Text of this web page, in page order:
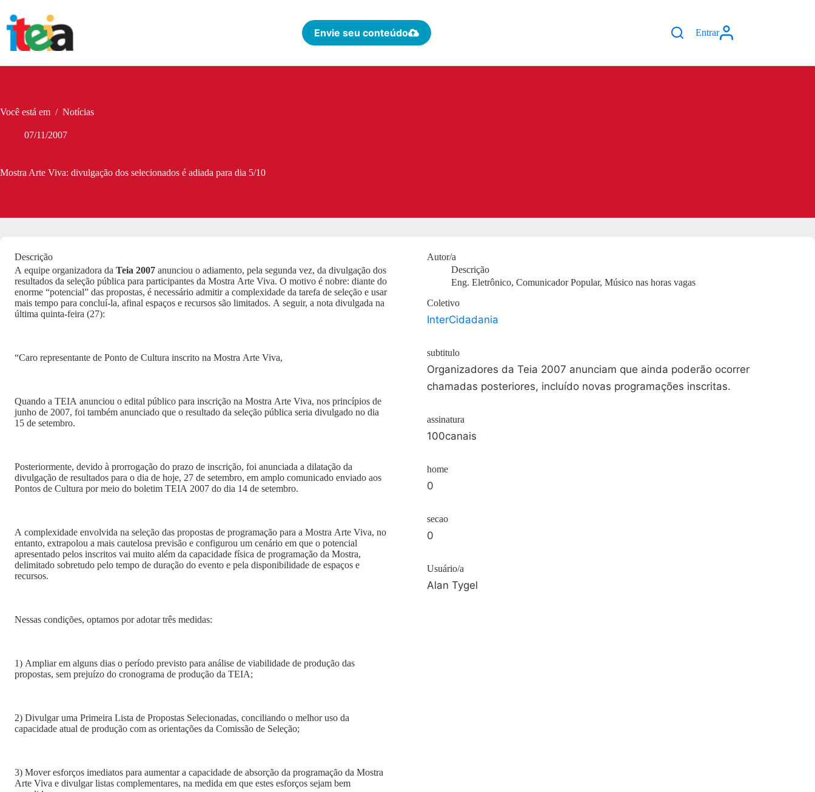
para
conteúdo
Envie seu conteúdo Entrar
Você está em / Notícias
07/11/2007
Mostra Arte Viva: divulgação dos selecionados é adiada para dia 5/10
Descrição
A equipe organizadora da Teia 2007 anunciou o adiamento, pela segunda vez, da divulgação dos
resultados da seleção pública para participantes da Mostra Arte Viva. O motivo é nobre: diante do
enorme “potencial” das propostas, é necessário admitir a complexidade da tarefa de seleção e usar
mais tempo para concluí-la, afinal espaços e recursos são limitados. A seguir, a nota divulgada na
última quinta-feira (27):
“Caro representante de Ponto de Cultura inscrito na Mostra Arte Viva,
Quando a TEIA anunciou o edital público para inscrição na Mostra Arte Viva, nos princípios de
junho de 2007, foi também anunciado que o resultado da seleção pública seria divulgado no dia
15 de setembro.
Posteriormente, devido à prorrogação do prazo de inscrição, foi anunciada a dilatação da
divulgação de resultados para o dia de hoje, 27 de setembro, em amplo comunicado enviado aos
Pontos de Cultura por meio do boletim TEIA 2007 do dia 14 de setembro.
A complexidade envolvida na seleção das propostas de programação para a Mostra Arte Viva, no
entanto, extrapolou a mais cautelosa previsão e configurou um cenário em que o potencial
apresentado pelos inscritos vai muito além da capacidade física de programação da Mostra,
delimitado sobretudo pelo tempo de duração do evento e pela disponibilidade de espaços e
recursos.
Nessas condições, optamos por adotar três medidas:
1) Ampliar em alguns dias o período previsto para análise de viabilidade de produção das
propostas, sem prejuízo do cronograma de produção da TEIA;
2) Divulgar uma Primeira Lista de Propostas Selecionadas, conciliando o melhor uso da
capacidade atual de produção com as orientações da Comissão de Seleção;
3) Mover esforços imediatos para aumentar a capacidade de absorção da programação da Mostra
Arte Viva e divulgar listas complementares, na medida em que estes esforços sejam bem
Autor/a
Descrição
Eng. Eletrônico, Comunicador Popular, Músico nas horas vagas
Coletivo
InterCidadania
subtitulo
Organizadores da Teia 2007 anunciam que ainda poderão ocorrer
chamadas posteriores, incluído novas programações inscritas.
assinatura
100canais
home
0
secao
0
Usuário/a
Alan Tygel